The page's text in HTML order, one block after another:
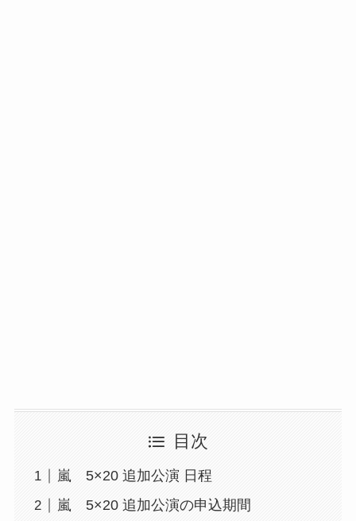
目次
嵐 5×20 追加公演 日程
嵐 5×20 追加公演の申込期間